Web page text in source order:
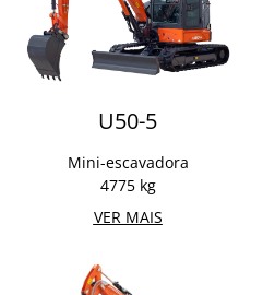
U50-5
Mini-escavadora
4775 kg
VER MAIS